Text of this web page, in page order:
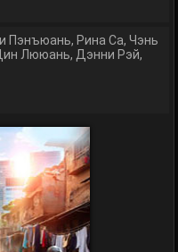
Пэнъюань, Рина Са,Чэнь
Лююань, Дэнни Рэй,